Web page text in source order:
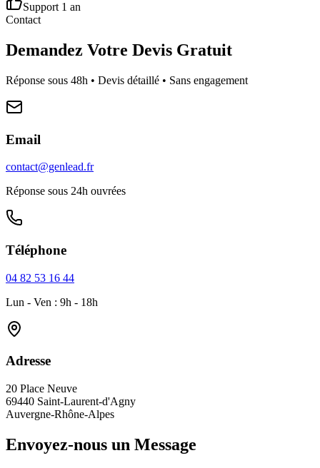
Support 1 an
Contact
Demandez Votre Devis Gratuit
Réponse sous 48h • Devis détaillé • Sans engagement
Email
contact@genlead.fr
Réponse sous 24h ouvrées
Téléphone
04 82 53 16 44
Lun - Ven : 9h - 18h
Adresse
20 Place Neuve
69440 Saint-Laurent-d'Agny
Auvergne-Rhône-Alpes
Envoyez-nous un Message